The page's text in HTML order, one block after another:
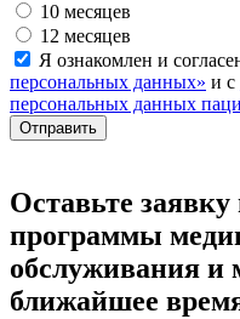
10 месяцев
12 месяцев
Я ознакомлен и
персональных данных» и с
персональных данных
Отправить
Оставьте
программы
обслуживания
ближайшее